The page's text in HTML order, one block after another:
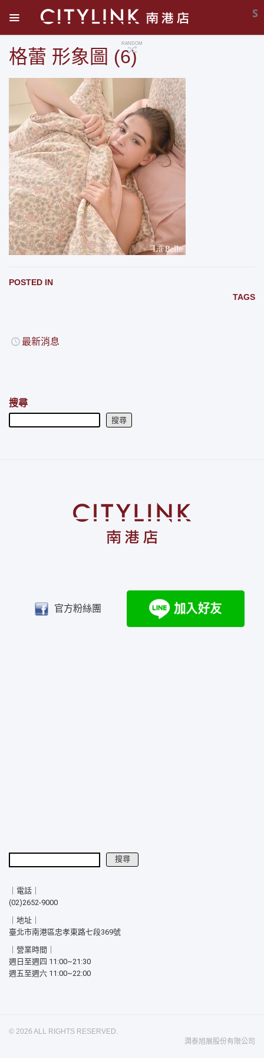
S
RANDOM
格蕾 形象圖 (6)
POSTED IN
TAGS
最新消息
搜尋
搜尋
官方粉絲團
搜尋
｜電話｜
(02)2652-9000
｜地址｜
臺北市南港區忠孝東路七段369號
｜營業時間｜
週日至週四 11:00~21:30
週五至週六 11:00~22:00
© 2026 ALL RIGHTS RESERVED.
潤泰旭展股份有限公司